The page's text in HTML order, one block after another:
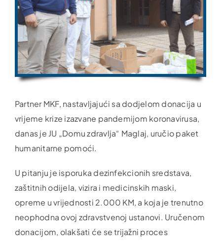
Partner MKF, nastavljajući sa dodjelom donacija u
vrijeme krize izazvane pandemijom koronavirusa,
danas je JU „Domu zdravlja“ Maglaj, uručio paket
humanitarne pomoći.
U pitanju je isporuka dezinfekcionih sredstava,
zaštitnih odijela, vizira i medicinskih maski,
opreme u vrijednosti 2.000 KM, a koja je trenutno
neophodna ovoj zdravstvenoj ustanovi. Uručenom
donacijom, olakšati će se trijažni proces